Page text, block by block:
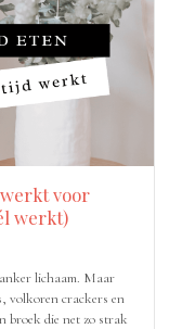
voor
werkt)
lichaam. Maar
volkoren crackers en
broek die net zo strak